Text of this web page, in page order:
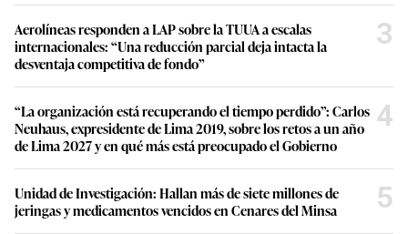
Aerolíneas responden a LAP sobre la TUUA a escalas
internacionales: “Una reducción parcial deja intacta la
desventaja competitiva de fondo”
3
“La organización está recuperando el tiempo perdido”: Carlos
Neuhaus, expresidente de Lima 2019, sobre los retos a un año
de Lima 2027 y en qué más está preocupado el Gobierno
4
Unidad de Investigación: Hallan más de siete millones de
jeringas y medicamentos vencidos en Cenares del Minsa
5